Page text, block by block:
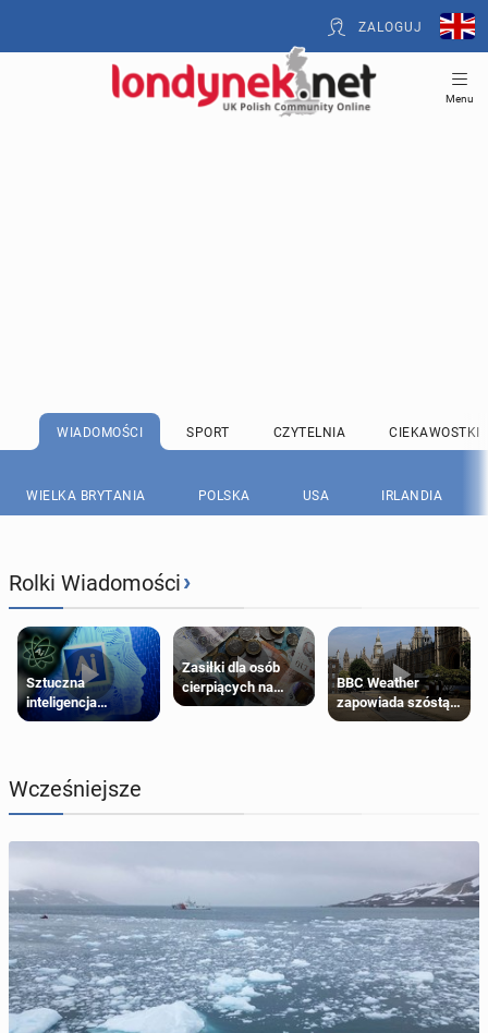
ZALOGUJ
Menu
WIADOMOŚCI SPORT CZYTELNIA CIEKAWOSTKI
WIELKA BRYTANIA POLSKA USA IRLANDIA
Rolki Wiadomości›
Sztuczna
inteligencja
próbowała oszukać
Zasiłki dla osób
cierpiących na
schorzenia
BBC Weather
zapowiada szóstą
falę upałów w
Wcześniejsze